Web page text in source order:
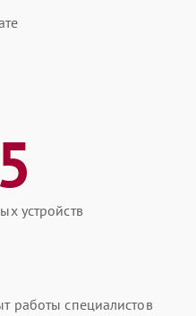
устройств
работы специалистов